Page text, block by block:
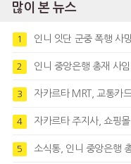
많이 본 뉴스
1 인니 잇단 군중 폭행 사
2 인니 중앙은행 총재 사
3 자카르타 MRT, 교통카
4 자카르타 주지사, 쇼핑
5 소식통, 인니 중앙은행